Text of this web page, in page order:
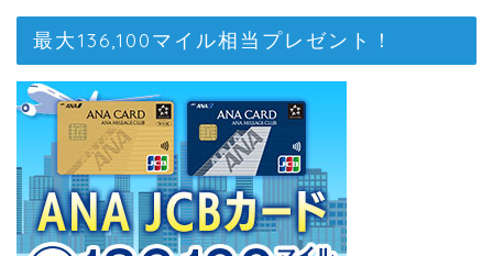
最大136,100マイル相当プレゼント！